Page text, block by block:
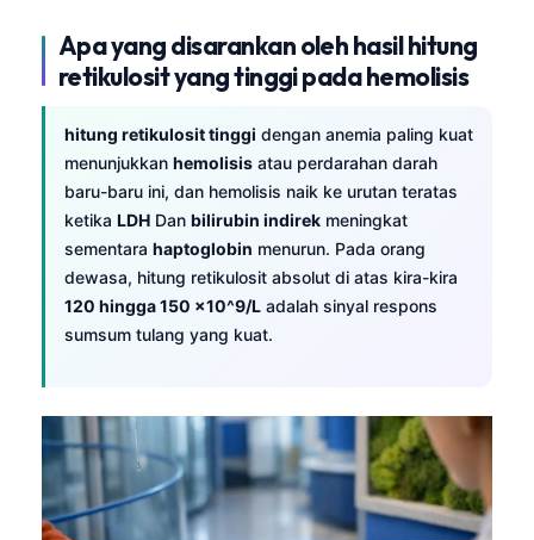
Apa yang disarankan oleh hasil hitung
retikulosit yang tinggi pada hemolisis
hitung retikulosit tinggi dengan anemia paling kuat
menunjukkan hemolisis atau perdarahan darah
baru-baru ini, dan hemolisis naik ke urutan teratas
ketika LDH Dan bilirubin indirek meningkat
sementara haptoglobin menurun. Pada orang
dewasa, hitung retikulosit absolut di atas kira-kira
120 hingga 150 ×10^9/L adalah sinyal respons
sumsum tulang yang kuat.